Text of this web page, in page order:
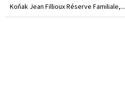
Koňak Jean Fillioux Réserve Familiale,...